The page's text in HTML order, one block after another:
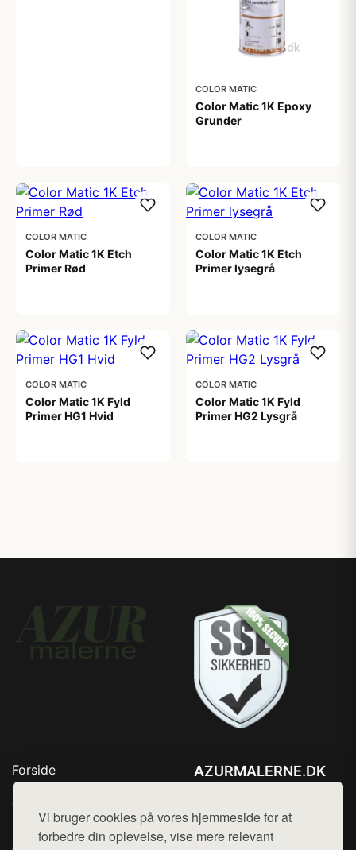
Vi bruger cookies på vores hjemmeside for at
forbedre din oplevelse, vise mere relevant
COLOR MATIC
Color Matic 1K Epoxy
Grunder
COLOR MATIC
Color Matic 1K Etch
Primer Rød
COLOR MATIC
Color Matic 1K Etch
Primer lysegrå
COLOR MATIC
Color Matic 1K Fyld
Primer HG1 Hvid
COLOR MATIC
Color Matic 1K Fyld
Primer HG2 Lysgrå
Forside
Produkter
Top Rabatter
Jotun maling
AZURMALERNE.DK
Mail:hej@want.dk